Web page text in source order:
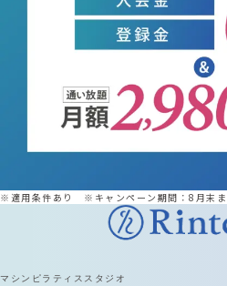
※適用条件あり ※キャンペーン期間：8月末ま
マシンピラティススタジオ